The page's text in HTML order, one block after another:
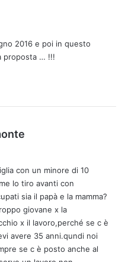
2016 e poi in questo
proposta … !!!
e
t
t
o
con un minore di 10
lo tiro avanti con
sia il papà e la mamma?
giovane x la
x il lavoro,perché se c è
avere 35 anni.qundi noi
se c è posto anche al